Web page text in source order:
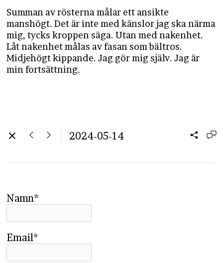
Summan av rösterna målar ett ansikte
manshögt. Det är inte med känslor jag ska närma
mig, tycks kroppen säga. Utan med nakenhet.
Låt nakenhet målas av fasan som bältros.
Midjehögt kippande. Jag gör mig själv. Jag är
min fortsättning.
2024-05-14
Namn*
Email*